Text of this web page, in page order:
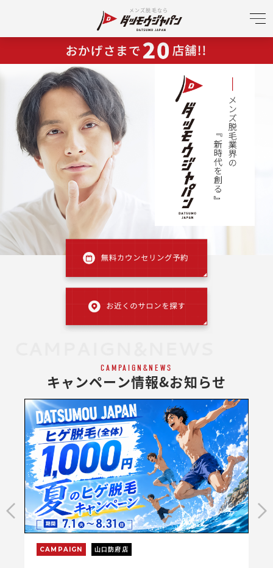
メンズ脱毛なら
CAMPAIGN&NEWS
キャンペーン情報&お知らせ
CAMPAIGN 山口防府店